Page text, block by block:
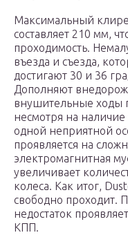
Максимальный
составляет 210 мм,
проходимость.
въезда и съезда,
достигают 30 и 36
Дополняют
внушительные ходы
несмотря на
одной неприятной
проявляется на
электромагнитная
увеличивает
колеса. Как итог,
свободно проходит.
недостаток
КПП.